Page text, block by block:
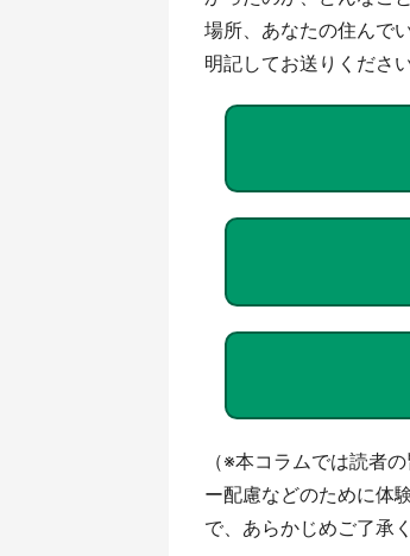
場所、あなたの住んで
明記してお送りくださ
（※本コラムでは読者
ー配慮などのために体
で、あらかじめご了承